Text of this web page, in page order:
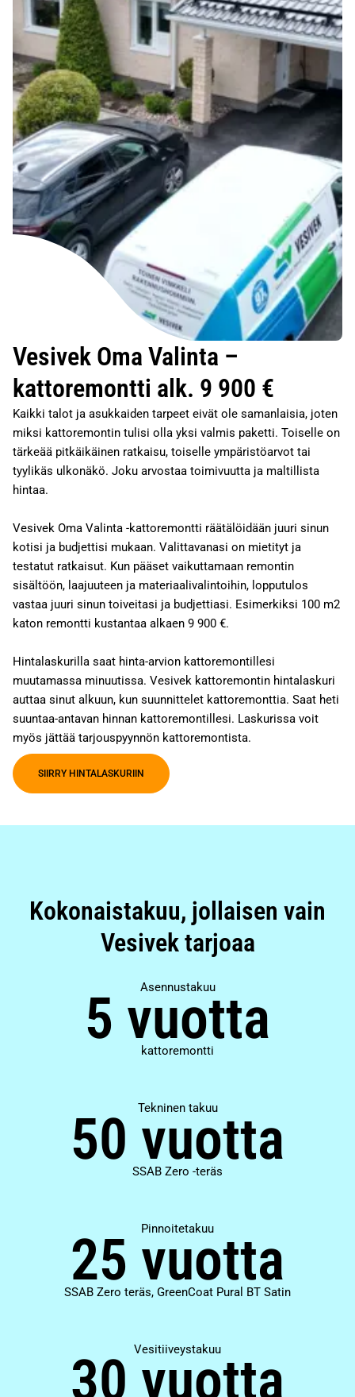
Vesivek Oma Valinta –
kattoremontti alk. 9 900 €
Kaikki talot ja asukkaiden tarpeet eivät ole samanlaisia, joten
miksi kattoremontin tulisi olla yksi valmis paketti. Toiselle on
tärkeää pitkäikäinen ratkaisu, toiselle ympäristöarvot tai
tyylikäs ulkonäkö. Joku arvostaa toimivuutta ja maltillista
hintaa.
Vesivek Oma Valinta -kattoremontti räätälöidään juuri sinun
kotisi ja budjettisi mukaan. Valittavanasi on mietityt ja
testatut ratkaisut. Kun pääset vaikuttamaan remontin
sisältöön, laajuuteen ja materiaalivalintoihin, lopputulos
vastaa juuri sinun toiveitasi ja budjettiasi. Esimerkiksi 100 m2
katon remontti kustantaa alkaen 9 900 €.
Hintalaskurilla saat hinta-arvion kattoremontillesi
muutamassa minuutissa. Vesivek kattoremontin hintalaskuri
auttaa sinut alkuun, kun suunnittelet kattoremonttia. Saat heti
suuntaa-antavan hinnan kattoremontillesi. Laskurissa voit
myös jättää tarjouspyynnön kattoremontista.
SIIRRY HINTALASKURIIN
Kokonaistakuu, jollaisen vain
Vesivek tarjoaa
Asennustakuu
5 vuotta
kattoremontti
Tekninen takuu
50 vuotta
SSAB Zero -teräs
Pinnoitetakuu
25 vuotta
SSAB Zero teräs, GreenCoat Pural BT Satin
Vesitiiveystakuu
30 vuotta